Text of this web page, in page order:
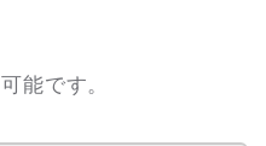
能です。